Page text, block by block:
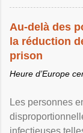
Au-delà des
la réduction
prison
Heure d’Europe
Les personnes
infectieuses